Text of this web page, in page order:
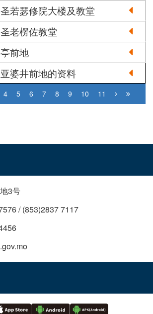
若瑟修院大楼及教堂
老楞佐教堂
前地
婆井前地的资料
4 5 6 7 8 9 10 11
3号
/ (853)2837 7117